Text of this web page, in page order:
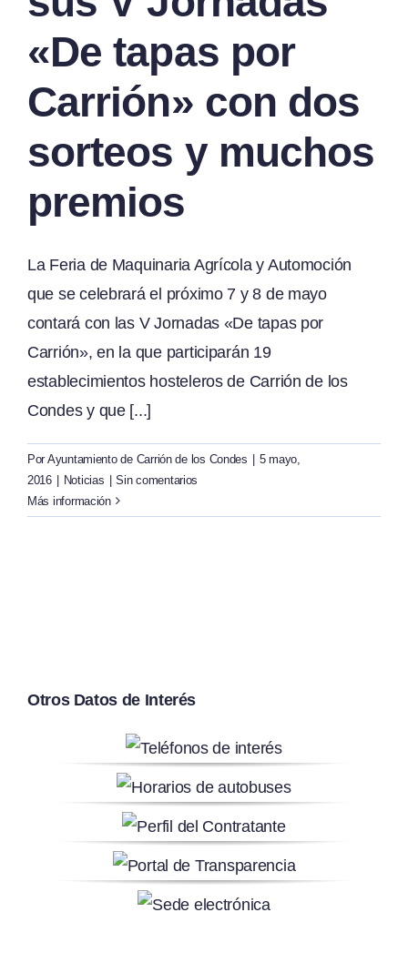
«De tapas por
Carrión» con dos
sorteos y muchos
premios
La Feria de Maquinaria Agrícola y Automoción
que se celebrará el próximo 7 y 8 de mayo
contará con las V Jornadas «De tapas por
Carrión», en la que participarán 19
establecimientos hosteleros de Carrión de los
Condes y que [...]
Por Ayuntamiento de Carrión de los Condes
5 mayo,
2016
Noticias
Sin comentarios
Más información
Otros Datos de Interés